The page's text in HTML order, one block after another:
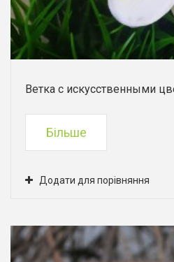
Ветка с искусственными
Більше
Додати для порівняння